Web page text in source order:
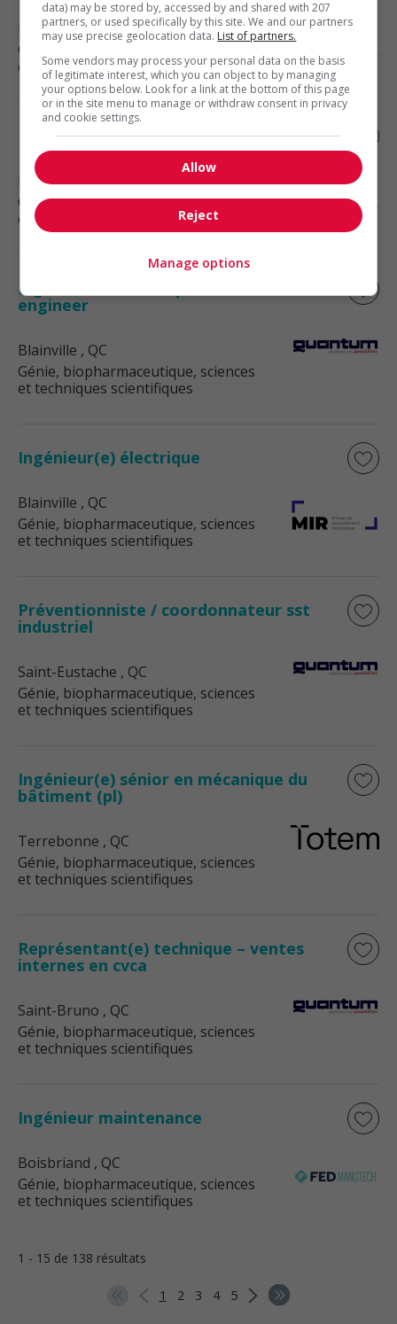
Blainville, QC
Génie, biopharmaceutique, sciences
et techniques scientifiques
Mining engineer
Blainville, QC
Génie, biopharmaceutique, sciences
et techniques scientifiques
Ingénieur en avionique / avionics
engineer
Blainville , QC
Génie, biopharmaceutique, sciences
et techniques scientifiques
Ingénieur(e) électrique
Blainville , QC
Génie, biopharmaceutique, sciences
et techniques scientifiques
Préventionniste / coordonnateur sst
industriel
Saint-Eustache , QC
Génie, biopharmaceutique, sciences
et techniques scientifiques
Ingénieur(e) sénior en mécanique du
bâtiment (pl)
Terrebonne , QC
Génie, biopharmaceutique, sciences
et techniques scientifiques
Représentant(e) technique – ventes
internes en cvca
Saint-Bruno , QC
Génie, biopharmaceutique, sciences
et techniques scientifiques
Ingénieur maintenance
Boisbriand , QC
Génie, biopharmaceutique, sciences
et techniques scientifiques
1 - 15 de 138 résultats
1 2 3 4 5
data) may be stored by, accessed by and shared with 207
partners, or used specifically by this site. We and our partners
may use precise geolocation data. List of partners.
Some vendors may process your personal data on the basis
of legitimate interest, which you can object to by managing
your options below. Look for a link at the bottom of this page
or in the site menu to manage or withdraw consent in privacy
and cookie settings.
Allow
Reject
Manage options